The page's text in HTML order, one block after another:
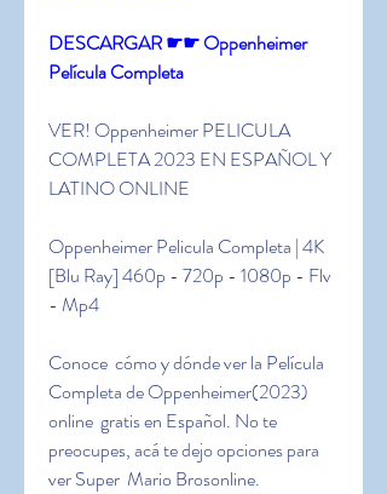
DESCARGAR ☛☛ Oppenheimer
Película Completa
VER! Oppenheimer PELICULA
COMPLETA 2023 EN ESPAÑOL Y
LATINO ONLINE
Oppenheimer Pelicula Completa | 4K
[Blu Ray] 460p - 720p - 1080p - Flv
- Mp4
Conoce  cómo y dónde ver la Película
Completa de Oppenheimer(2023)
online  gratis en Español. No te
preocupes, acá te dejo opciones para
ver Super  Mario Brosonline.